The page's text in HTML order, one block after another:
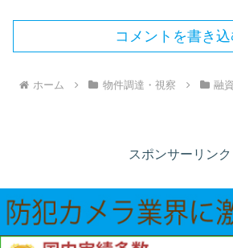
コメントを書き込
ホーム 物件調達・視察 融
スポンサーリンク